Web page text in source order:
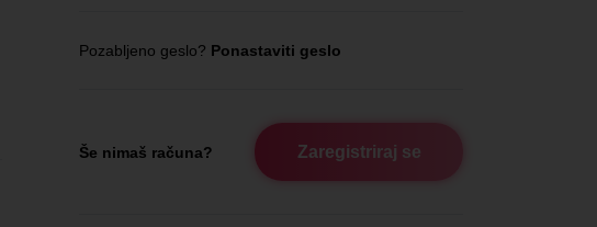
Pozabljeno geslo? Ponastaviti geslo
Še nimaš računa? Zaregistriraj se